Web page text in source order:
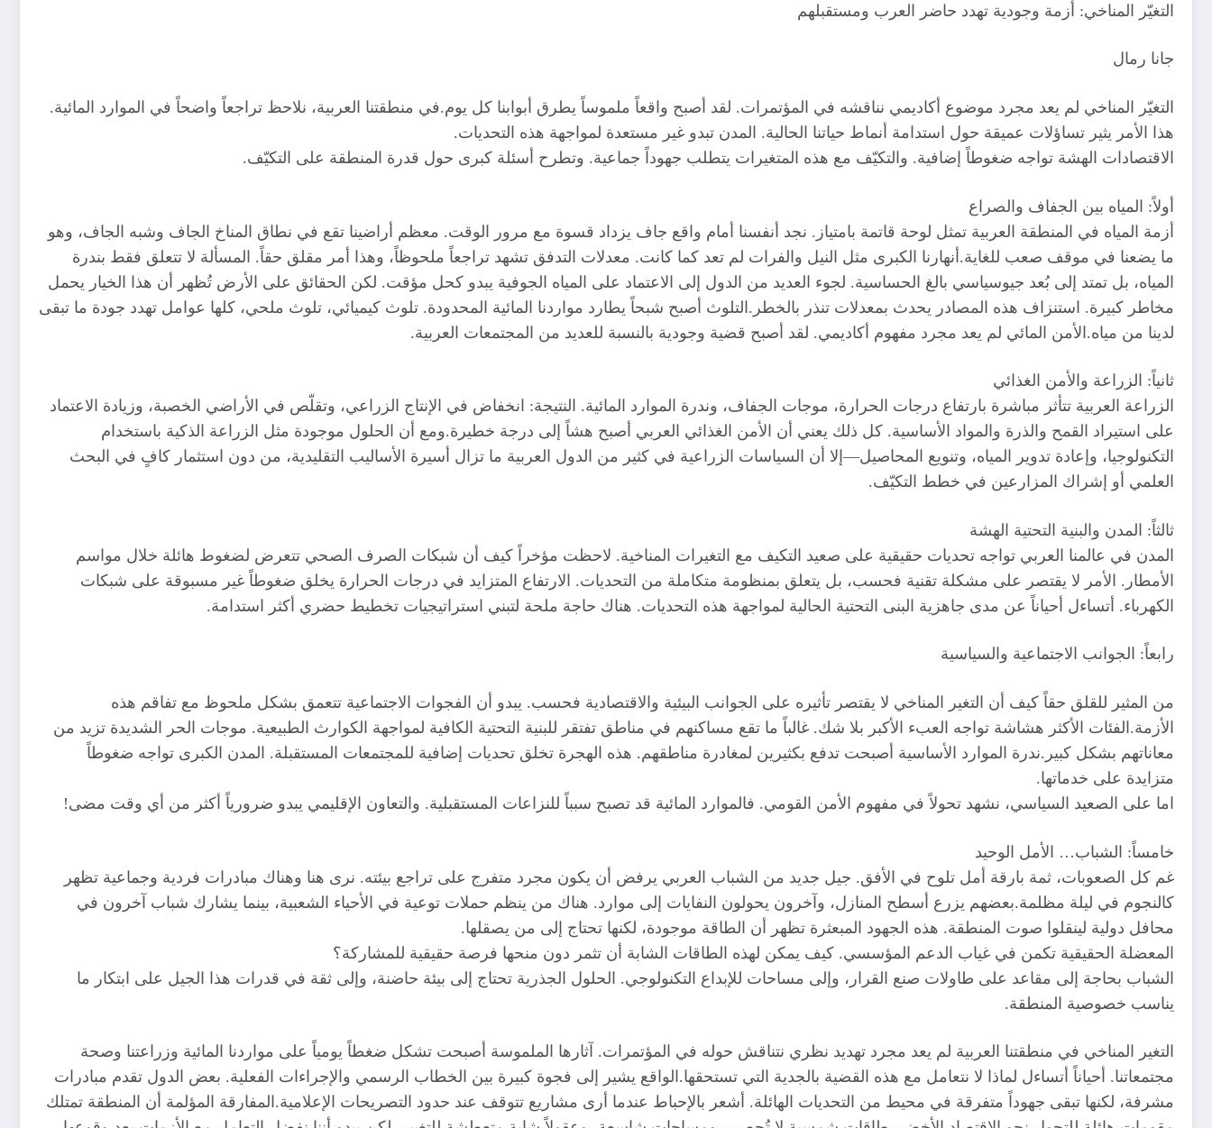
التغيّر المناخي: أزمة وجودية تهدد حاضر العرب ومستقبلهم
جانا رمال
التغيّر المناخي لم يعد مجرد موضوع أكاديمي نناقشه في المؤتمرات. لقد أصبح واقعاً ملموساً يطرق أبوابنا كل يوم.في منطقتنا العربية، نلاحظ تراجعاً واضحاً في الموارد المائية.
هذا الأمر يثير تساؤلات عميقة حول استدامة أنماط حياتنا الحالية. المدن تبدو غير مستعدة لمواجهة هذه التحديات.
الاقتصادات الهشة تواجه ضغوطاً إضافية. والتكيّف مع هذه المتغيرات يتطلب جهوداً جماعية. وتطرح أسئلة كبرى حول قدرة المنطقة على التكيّف.
أولاً: المياه بين الجفاف والصراع
أزمة المياه في المنطقة العربية تمثل لوحة قاتمة بامتياز. نجد أنفسنا أمام واقع جاف يزداد قسوة مع مرور الوقت. معظم أراضينا تقع في نطاق المناخ الجاف وشبه الجاف، وهو
ما يضعنا في موقف صعب للغاية.أنهارنا الكبرى مثل النيل والفرات لم تعد كما كانت. معدلات التدفق تشهد تراجعاً ملحوظاً، وهذا أمر مقلق حقاً. المسألة لا تتعلق فقط بندرة
المياه، بل تمتد إلى بُعد جيوسياسي بالغ الحساسية. لجوء العديد من الدول إلى الاعتماد على المياه الجوفية يبدو كحل مؤقت. لكن الحقائق على الأرض تُظهر أن هذا الخيار يحمل
مخاطر كبيرة. استنزاف هذه المصادر يحدث بمعدلات تنذر بالخطر.التلوث أصبح شبحاً يطارد مواردنا المائية المحدودة. تلوث كيميائي، تلوث ملحي، كلها عوامل تهدد جودة ما تبقى
لدينا من مياه.الأمن المائي لم يعد مجرد مفهوم أكاديمي. لقد أصبح قضية وجودية بالنسبة للعديد من المجتمعات العربية.
ثانياً: الزراعة والأمن الغذائي
الزراعة العربية تتأثر مباشرة بارتفاع درجات الحرارة، موجات الجفاف، وندرة الموارد المائية. النتيجة: انخفاض في الإنتاج الزراعي، وتقلّص في الأراضي الخصبة، وزيادة الاعتماد
على استيراد القمح والذرة والمواد الأساسية. كل ذلك يعني أن الأمن الغذائي العربي أصبح هشاً إلى درجة خطيرة.ومع أن الحلول موجودة مثل الزراعة الذكية باستخدام
التكنولوجيا، وإعادة تدوير المياه، وتنويع المحاصيل—إلا أن السياسات الزراعية في كثير من الدول العربية ما تزال أسيرة الأساليب التقليدية، من دون استثمار كافٍ في البحث
العلمي أو إشراك المزارعين في خطط التكيّف.
ثالثاً: المدن والبنية التحتية الهشة
المدن في عالمنا العربي تواجه تحديات حقيقية على صعيد التكيف مع التغيرات المناخية. لاحظت مؤخراً كيف أن شبكات الصرف الصحي تتعرض لضغوط هائلة خلال مواسم
الأمطار. الأمر لا يقتصر على مشكلة تقنية فحسب، بل يتعلق بمنظومة متكاملة من التحديات. الارتفاع المتزايد في درجات الحرارة يخلق ضغوطاً غير مسبوقة على شبكات
الكهرباء. أتساءل أحياناً عن مدى جاهزية البنى التحتية الحالية لمواجهة هذه التحديات. هناك حاجة ملحة لتبني استراتيجيات تخطيط حضري أكثر استدامة.
رابعاً: الجوانب الاجتماعية والسياسية
من المثير للقلق حقاً كيف أن التغير المناخي لا يقتصر تأثيره على الجوانب البيئية والاقتصادية فحسب. يبدو أن الفجوات الاجتماعية تتعمق بشكل ملحوظ مع تفاقم هذه
الأزمة.الفئات الأكثر هشاشة تواجه العبء الأكبر بلا شك. غالباً ما تقع مساكنهم في مناطق تفتقر للبنية التحتية الكافية لمواجهة الكوارث الطبيعية. موجات الحر الشديدة تزيد من
معاناتهم بشكل كبير.ندرة الموارد الأساسية أصبحت تدفع بكثيرين لمغادرة مناطقهم. هذه الهجرة تخلق تحديات إضافية للمجتمعات المستقبلة. المدن الكبرى تواجه ضغوطاً
متزايدة على خدماتها.
اما على الصعيد السياسي، نشهد تحولاً في مفهوم الأمن القومي. فالموارد المائية قد تصبح سبباً للنزاعات المستقبلية. والتعاون الإقليمي يبدو ضرورياً أكثر من أي وقت مضى!
خامساً: الشباب… الأمل الوحيد
غم كل الصعوبات، ثمة بارقة أمل تلوح في الأفق. جيل جديد من الشباب العربي يرفض أن يكون مجرد متفرج على تراجع بيئته. نرى هنا وهناك مبادرات فردية وجماعية تظهر
كالنجوم في ليلة مظلمة.بعضهم يزرع أسطح المنازل، وآخرون يحولون النفايات إلى موارد. هناك من ينظم حملات توعية في الأحياء الشعبية، بينما يشارك شباب آخرون في
محافل دولية لينقلوا صوت المنطقة. هذه الجهود المبعثرة تظهر أن الطاقة موجودة، لكنها تحتاج إلى من يصقلها.
المعضلة الحقيقية تكمن في غياب الدعم المؤسسي. كيف يمكن لهذه الطاقات الشابة أن تثمر دون منحها فرصة حقيقية للمشاركة؟
الشباب بحاجة إلى مقاعد على طاولات صنع القرار، وإلى مساحات للإبداع التكنولوجي. الحلول الجذرية تحتاج إلى بيئة حاضنة، وإلى ثقة في قدرات هذا الجيل على ابتكار ما
يناسب خصوصية المنطقة.
التغير المناخي في منطقتنا العربية لم يعد مجرد تهديد نظري نتناقش حوله في المؤتمرات. آثارها الملموسة أصبحت تشكل ضغطاً يومياً على مواردنا المائية وزراعتنا وصحة
مجتمعاتنا. أحياناً أتساءل لماذا لا نتعامل مع هذه القضية بالجدية التي تستحقها.الواقع يشير إلى فجوة كبيرة بين الخطاب الرسمي والإجراءات الفعلية. بعض الدول تقدم مبادرات
مشرفة، لكنها تبقى جهوداً متفرقة في محيط من التحديات الهائلة. أشعر بالإحباط عندما أرى مشاريع تتوقف عند حدود التصريحات الإعلامية.المفارقة المؤلمة أن المنطقة تمتلك